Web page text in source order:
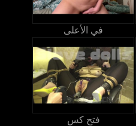
في الأعلى
فتح كس